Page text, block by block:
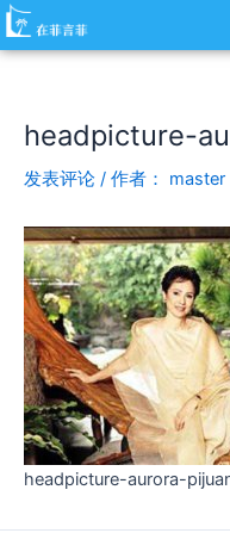
跳
至
headpicture-
发表评论 / 作者：
headpicture-aurora-
Post
navigation